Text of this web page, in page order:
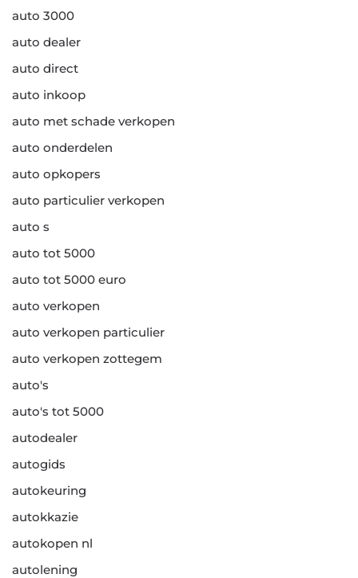
auto 3000
auto dealer
auto direct
auto inkoop
auto met schade verkopen
auto onderdelen
auto opkopers
auto particulier verkopen
auto s
auto tot 5000
auto tot 5000 euro
auto verkopen
auto verkopen particulier
auto verkopen zottegem
auto's
auto's tot 5000
autodealer
autogids
autokeuring
autokkazie
autokopen nl
autolening